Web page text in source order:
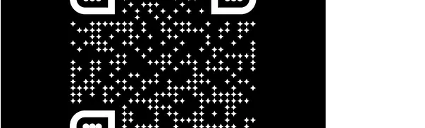
Protection de la transmission et haute résistance
Si le sceau hologramme est tenté d'être retiré (c'est-à-dire si le
sceau hologramme est partiellement ou complètement retiré), il
est partiellement détruit et laisse un résidu sous la forme d'un
motif en nid d'abeille sur le substrat, détruisant de manière
irréversible le sceau hologramme dans le processus. Cette
protection contre la transmission empêche la réutilisation. Un tel